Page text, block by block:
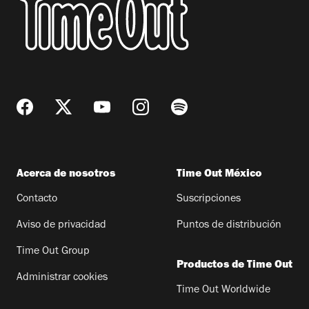
Acerca de nosotros
Contacto
Aviso de privacidad
Time Out Group
Administrar cookies
Time Out México
Suscripciones
Puntos de distribución
Productos de Time Out
Time Out Worldwide